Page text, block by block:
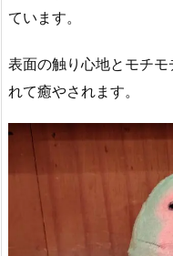
ています。
表面の触り心地とモチ
れて癒やされます。